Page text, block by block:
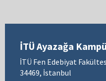
İTÜ Ayazağa
İTÜ Fen Edebiyat
34469, İstanbul